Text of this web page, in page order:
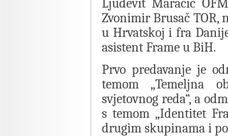
Ljudevit Maračić
Zvonimir Brusač TOR,
u Hrvatskoj i fra
asistent Frame u BiH.
Prvo predavanje je
temom „Temeljna
svjetovnog reda“, a
s temom „Identitet
drugim skupinama i